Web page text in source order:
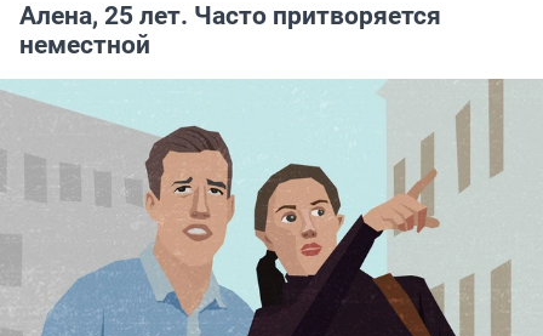
Алена, 25 лет. Часто притворяется
неместной